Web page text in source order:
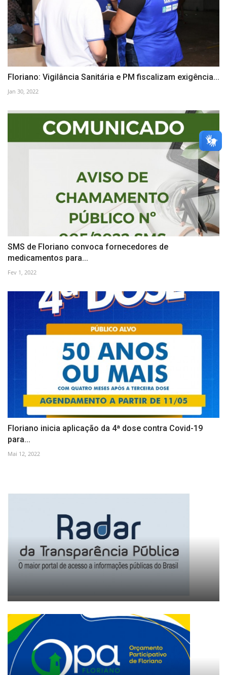
Floriano: Vigilância Sanitária e PM fiscalizam exigência...
Jan 30, 2022
SMS de Floriano convoca fornecedores de
medicamentos para...
Fev 1, 2022
Floriano inicia aplicação da 4ª dose contra Covid-19
para...
Mai 12, 2022